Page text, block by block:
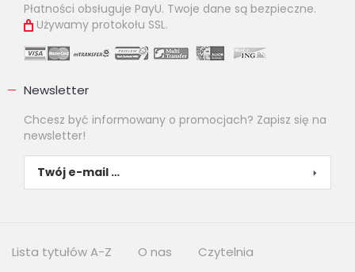
Płatności obsługuje PayU. Twoje dane są bezpieczne.
Używamy protokołu SSL.
Newsletter
Chcesz być informowany o promocjach? Zapisz się na
newsletter!
Lista tytułów A-Z O nas Czytelnia